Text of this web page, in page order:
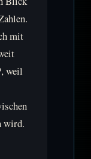
mit
weil
wird.